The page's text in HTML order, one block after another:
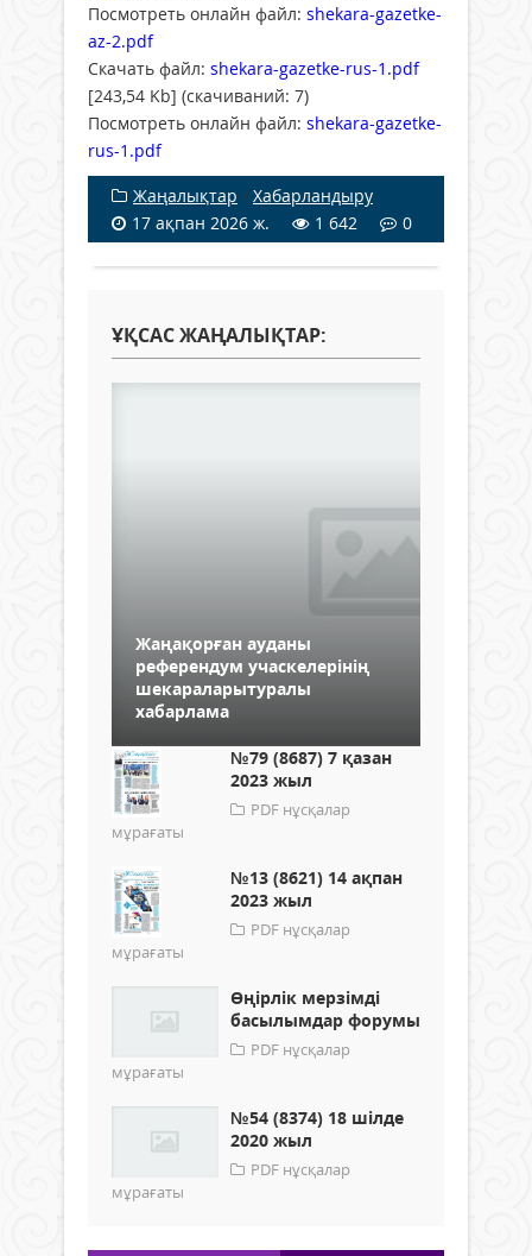
Посмотреть онлайн файл: shekara-gazetke-
az-2.pdf
Скачать файл: shekara-gazetke-rus-1.pdf
[243,54 Kb] (cкачиваний: 7)
Посмотреть онлайн файл: shekara-gazetke-
rus-1.pdf
Жаңалықтар / Хабарландыру
17 ақпан 2026 ж.
1 642 0
ҰҚСАС ЖАҢАЛЫҚТАР:
Жаңақорған ауданы
референдум учаскелерінің
шекараларытуралы
хабарлама
№79 (8687) 7 қазан
2023 жыл
PDF нұсқалар
мұрағаты
№13 (8621) 14 ақпан
2023 жыл
PDF нұсқалар
мұрағаты
Өңірлік мерзімді
басылымдар форумы
PDF нұсқалар
мұрағаты
№54 (8374) 18 шілде
2020 жыл
PDF нұсқалар
мұрағаты